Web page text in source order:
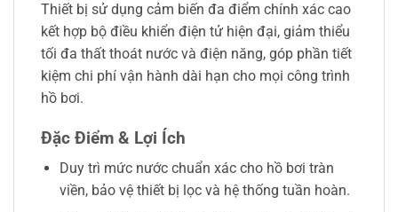
Thiết bị sử dụng cảm biến đa điểm chính xác cao
kết hợp bộ điều khiển điện tử hiện đại, giảm thiểu
tối đa thất thoát nước và điện năng, góp phần tiết
kiệm chi phí vận hành dài hạn cho mọi công trình
hồ bơi.
Đặc Điểm & Lợi Ích
Duy trì mức nước chuẩn xác cho hồ bơi tràn
viền, bảo vệ thiết bị lọc và hệ thống tuần hoàn.